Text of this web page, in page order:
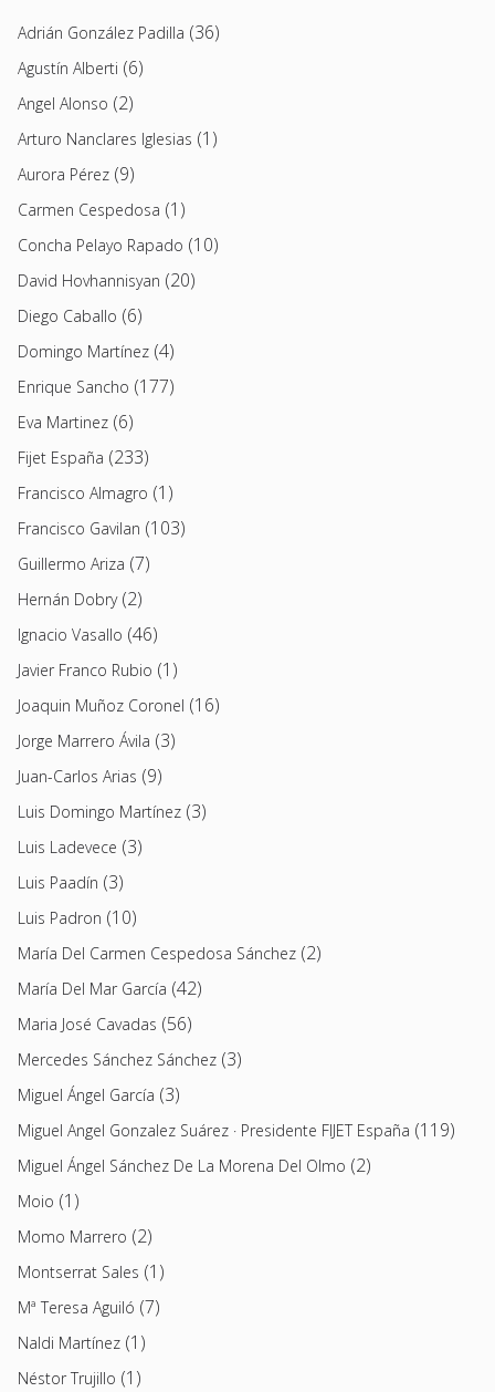
Adrián González Padilla (36)
Agustín Alberti (6)
Angel Alonso (2)
Arturo Nanclares Iglesias (1)
Aurora Pérez (9)
Carmen Cespedosa (1)
Concha Pelayo Rapado (10)
David Hovhannisyan (20)
Diego Caballo (6)
Domingo Martínez (4)
Enrique Sancho (177)
Eva Martinez (6)
Fijet España (233)
Francisco Almagro (1)
Francisco Gavilan (103)
Guillermo Ariza (7)
Hernán Dobry(2)
Ignacio Vasallo (46)
Javier Franco Rubio (1)
Joaquin Muñoz Coronel (16)
Jorge Marrero Ávila (3)
Juan-Carlos Arias (9)
Luis Domingo Martínez (3)
Luis Ladevece (3)
Luis Paadín (3)
Luis Padron (10)
María Del Carmen Cespedosa Sánchez (2)
María Del Mar García (42)
Maria José Cavadas (56)
Mercedes Sánchez Sánchez (3)
Miguel Ángel García (3)
Miguel Angel Gonzalez Suárez · Presidente FIJET España (119)
Miguel Ángel Sánchez De La Morena Del Olmo (2)
Moio (1)
Momo Marrero (2)
Montserrat Sales (1)
Mª Teresa Aguiló (7)
Naldi Martínez (1)
Néstor Trujillo (1)